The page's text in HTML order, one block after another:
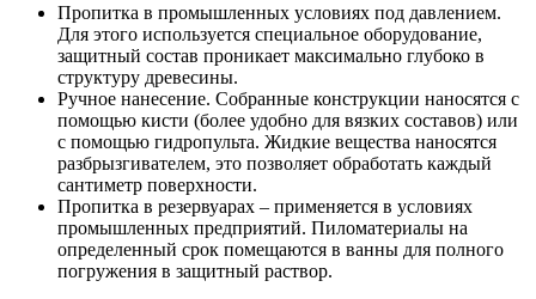
Пропитка в промышленных условиях под давлением.
Для этого используется специальное оборудование,
защитный состав проникает максимально глубоко в
структуру древесины.
Ручное нанесение. Собранные конструкции наносятся с
помощью кисти (более удобно для вязких составов) или
с помощью гидропульта. Жидкие вещества наносятся
разбрызгивателем, это позволяет обработать каждый
сантиметр поверхности.
Пропитка в резервуарах – применяется в условиях
промышленных предприятий. Пиломатериалы на
определенный срок помещаются в ванны для полного
погружения в защитный раствор.